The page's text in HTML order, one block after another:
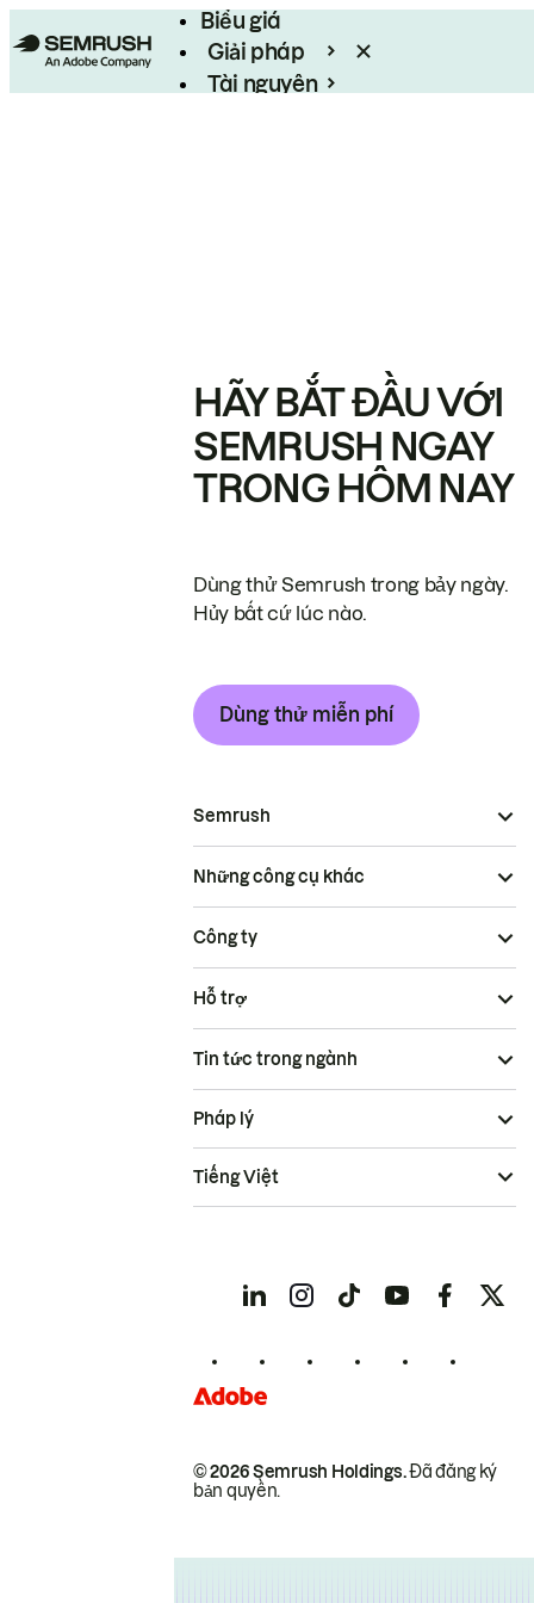
Biểu giá
Giải pháp
Tài nguyên
HÃY BẮT ĐẦU VỚI
SEMRUSH NGAY
TRONG HÔM NAY
Dùng thử Semrush trong bảy ngày.
Hủy bất cứ lúc nào.
Dùng thử miễn phí
Semrush
Những công cụ khác
Công ty
Hỗ trợ
Tin tức trong ngành
© 2026 Semrush Holdings.Đã đăng ký
bản quyền.
Pháp lý
Tiếng Việt